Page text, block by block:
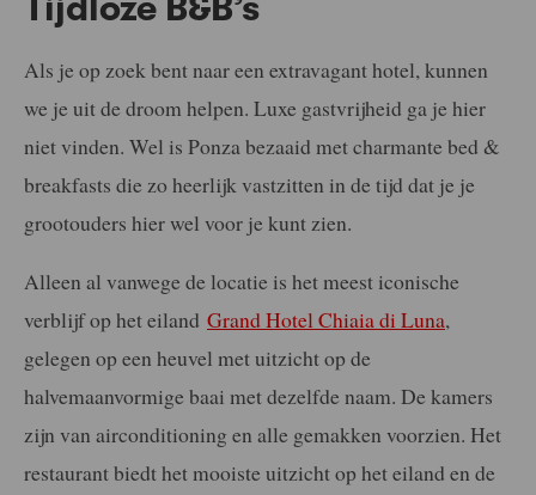
Als je op zoek bent naar een extravagant hotel, kunnen
we je uit de droom helpen. Luxe gastvrijheid ga je hier
niet vinden. Wel is Ponza bezaaid met charmante bed &
breakfasts die zo heerlijk vastzitten in de tijd dat je je
grootouders hier wel voor je kunt zien.
Alleen al vanwege de locatie is het meest iconische
verblijf op het eiland Grand Hotel Chiaia di Luna,
gelegen op een heuvel met uitzicht op de
halvemaanvormige baai met dezelfde naam. De kamers
zijn van airconditioning en alle gemakken voorzien. Het
restaurant biedt het mooiste uitzicht op het eiland en de